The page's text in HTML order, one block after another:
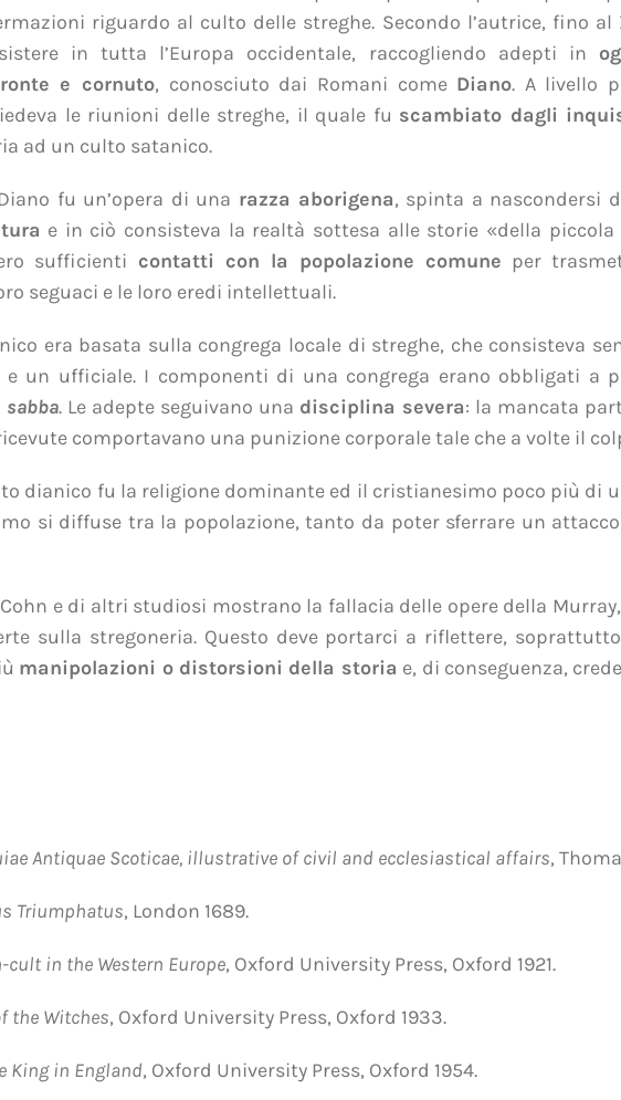
riguardo al culto delle streghe. Secondo l’autrice, fino
in tutta l’Europa occidentale, raccogliendo adepti in
e cornuto, conosciuto dai Romani come Diano. A livello
le riunioni delle streghe, il quale fu scambiato dagli
ad un culto satanico.
fu un’opera di una razza aborigena, spinta a nascondersi
e in ciò consisteva la realtà sottesa alle storie «della piccola
sufficienti contatti con la popolazione comune per
seguaci e le loro eredi intellettuali.
era basata sulla congrega locale di streghe, che consisteva
e un ufficiale. I componenti di una congrega erano obbligati a
sabba. Le adepte seguivano una disciplina severa: la mancata
comportavano una punizione corporale tale che a volte il
dianico fu la religione dominante ed il cristianesimo poco più di
si diffuse tra la popolazione, tanto da poter sferrare un
e di altri studiosi mostrano la fallacia delle opere della
sulla stregoneria. Questo deve portarci a riflettere, soprattutto
manipolazioni o distorsioni della storia e, di conseguenza,
Antiquae Scoticae, illustrative of civil and ecclesiastical affairs,
Triumphatus, London 1689.
cult in the Western Europe, Oxford University Press, Oxford 1921.
the Witches, Oxford University Press, Oxford 1933.
King in England, Oxford University Press, Oxford 1954.